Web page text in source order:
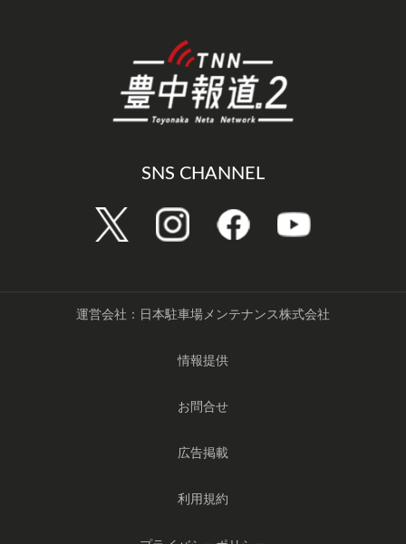
SNS CHANNEL
運営会社：日本駐車場メンテナンス株式会社
情報提供
お問合せ
広告掲載
利用規約